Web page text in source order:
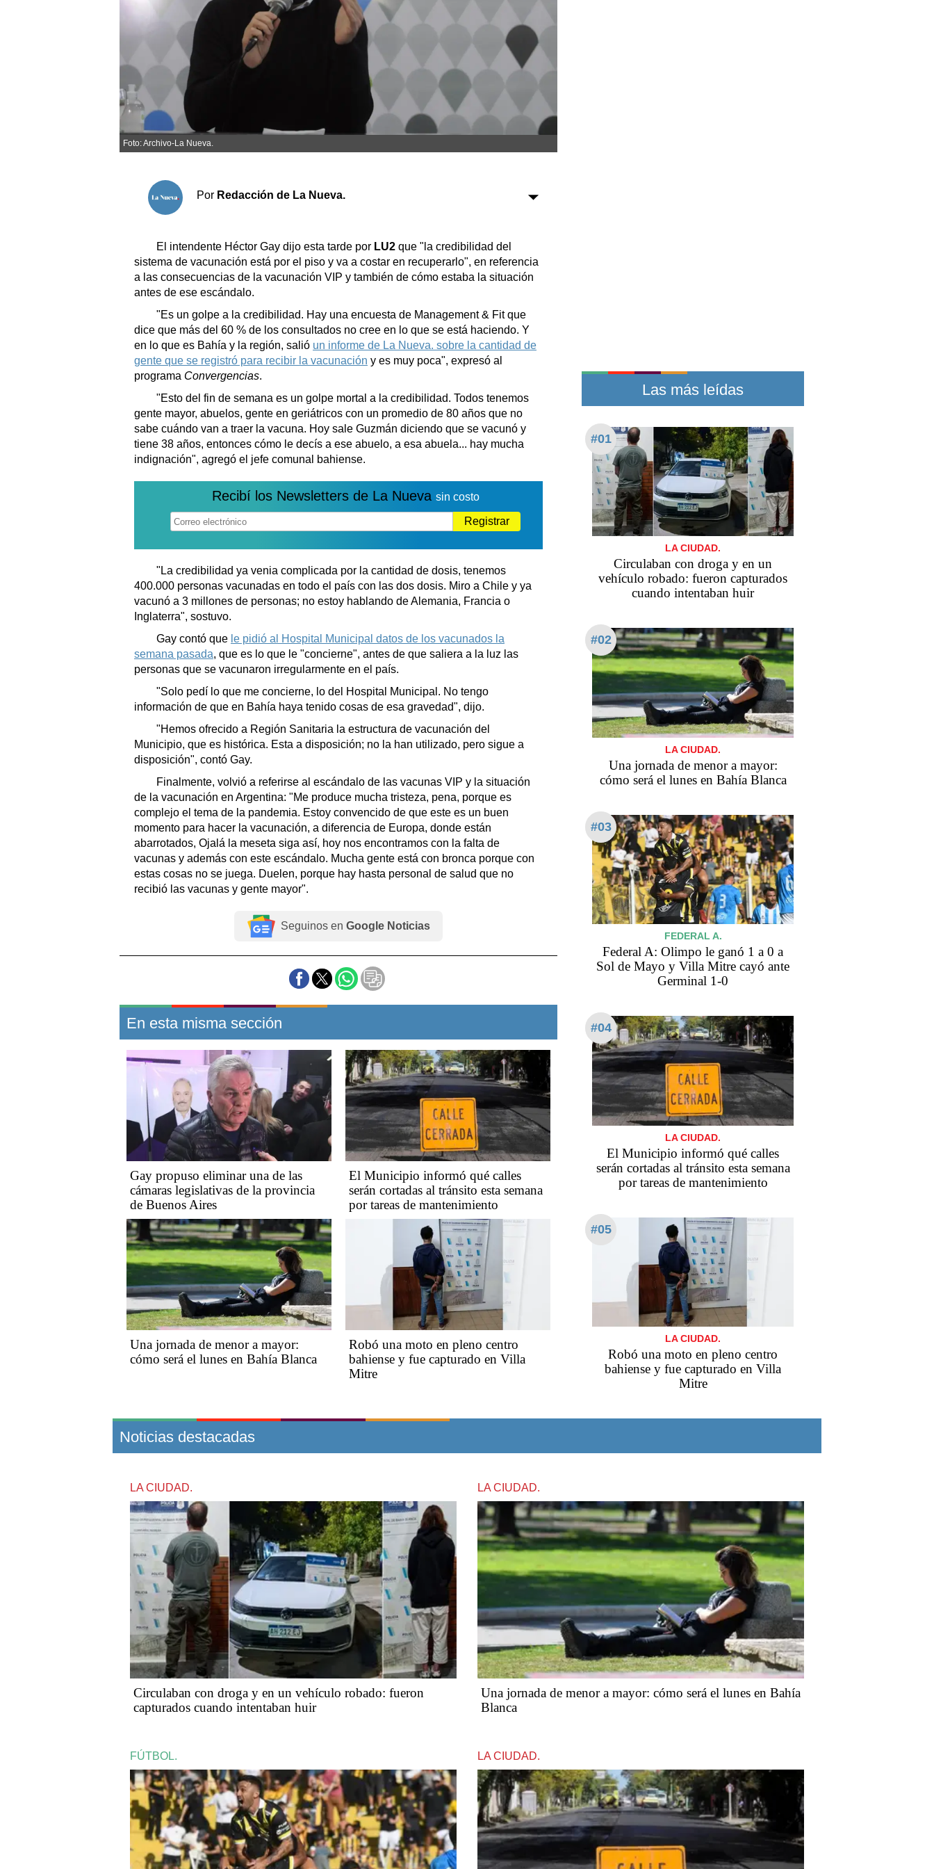
Sociedad y tiempo libre
Sociedad
Tecnología
Turismo
El tiempo
Cartón Lleno
Fúnebres
Horóscopo
Suplementos
Transportes
Loterías
Datos Útiles
Edictos
Teléfonos de urgencia
Foto: Archivo-La Nueva.
Por Redacción de La Nueva.
El intendente Héctor Gay dijo esta tarde por LU2 que "la credibilidad del
sistema de vacunación está por el piso y va a costar en recuperarlo", en referencia
a las consecuencias de la vacunación VIP y también de cómo estaba la situación
antes de ese escándalo.
"Es un golpe a la credibilidad. Hay una encuesta de Management & Fit que
dice que más del 60 % de los consultados no cree en lo que se está haciendo. Y
en lo que es Bahía y la región, salió un informe de La Nueva. sobre la cantidad de
gente que se registró para recibir la vacunación y es muy poca", expresó al
programa Convergencias.
"Esto del fin de semana es un golpe mortal a la credibilidad. Todos tenemos
gente mayor, abuelos, gente en geriátricos con un promedio de 80 años que no
sabe cuándo van a traer la vacuna. Hoy sale Guzmán diciendo que se vacunó y
tiene 38 años, entonces cómo le decís a ese abuelo, a esa abuela... hay mucha
indignación", agregó el jefe comunal bahiense.
Recibí los Newsletters de La Nueva sin costo
Registrar
"La credibilidad ya venia complicada por la cantidad de dosis, tenemos
400.000 personas vacunadas en todo el país con las dos dosis. Miro a Chile y ya
vacunó a 3 millones de personas; no estoy hablando de Alemania, Francia o
Inglaterra", sostuvo.
Gay contó que le pidió al Hospital Municipal datos de los vacunados la
semana pasada, que es lo que le "concierne", antes de que saliera a la luz las
personas que se vacunaron irregularmente en el país.
"Solo pedí lo que me concierne, lo del Hospital Municipal. No tengo
información de que en Bahía haya tenido cosas de esa gravedad", dijo.
"Hemos ofrecido a Región Sanitaria la estructura de vacunación del
Municipio, que es histórica. Esta a disposición; no la han utilizado, pero sigue a
disposición", contó Gay.
Finalmente, volvió a referirse al escándalo de las vacunas VIP y la situación
de la vacunación en Argentina: "Me produce mucha tristeza, pena, porque es
complejo el tema de la pandemia. Estoy convencido de que este es un buen
momento para hacer la vacunación, a diferencia de Europa, donde están
abarrotados, Ojalá la meseta siga así, hoy nos encontramos con la falta de
vacunas y además con este escándalo. Mucha gente está con bronca porque con
estas cosas no se juega. Duelen, porque hay hasta personal de salud que no
recibió las vacunas y gente mayor".
Seguinos en Google Noticias
En esta misma sección
Gay propuso eliminar una de las
cámaras legislativas de la provincia
de Buenos Aires
El Municipio informó qué calles
serán cortadas al tránsito esta semana
por tareas de mantenimiento
Una jornada de menor a mayor:
cómo será el lunes en Bahía Blanca
Robó una moto en pleno centro
bahiense y fue capturado en Villa
Mitre
Las más leídas
#01
LA CIUDAD.
Circulaban con droga y en un
vehículo robado: fueron capturados
cuando intentaban huir
#02
LA CIUDAD.
Una jornada de menor a mayor:
cómo será el lunes en Bahía Blanca
#03
FEDERAL A.
Federal A: Olimpo le ganó 1 a 0 a
Sol de Mayo y Villa Mitre cayó ante
Germinal 1-0
#04
LA CIUDAD.
El Municipio informó qué calles
serán cortadas al tránsito esta semana
por tareas de mantenimiento
#05
LA CIUDAD.
Robó una moto en pleno centro
bahiense y fue capturado en Villa
Mitre
Noticias destacadas
LA CIUDAD.
Circulaban con droga y en un vehículo robado: fueron
capturados cuando intentaban huir
LA CIUDAD.
Una jornada de menor a mayor: cómo será el lunes en Bahía
Blanca
FÚTBOL. LA CIUDAD.